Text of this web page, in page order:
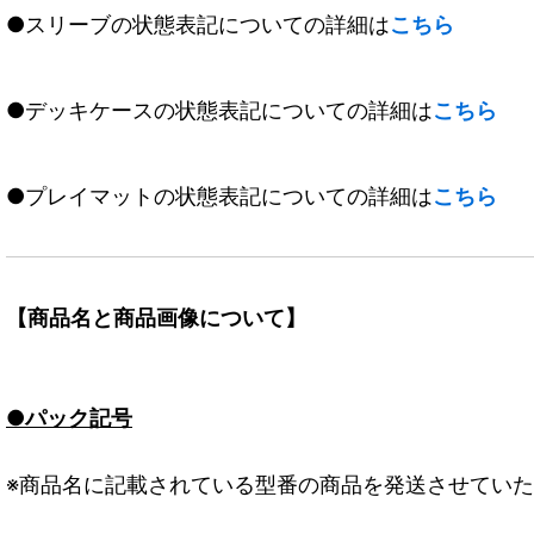
●スリーブの状態表記についての詳細はこちら
●デッキケースの状態表記についての詳細はこちら
●プレイマットの状態表記についての詳細はこちら
【商品名と商品画像について】
●パック記号
※商品名に記載されている型番の商品を発送させていた